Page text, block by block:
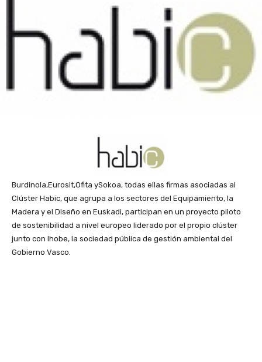
Burdinola,Eurosit,Ofita ySokoa, todas ellas firmas asociadas al
Clúster Habic, que agrupa a los sectores del Equipamiento, la
Madera y el Diseño en Euskadi, participan en un proyecto piloto
de sostenibilidad a nivel europeo liderado por el propio clúster
junto con Ihobe, la sociedad pública de gestión ambiental del
Gobierno Vasco.